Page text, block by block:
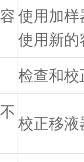
使用加样
使用新的
检查和校
校正移液